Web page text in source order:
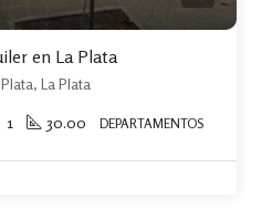
en La Plata
La Plata
1 30.00 DEPARTAMENTOS